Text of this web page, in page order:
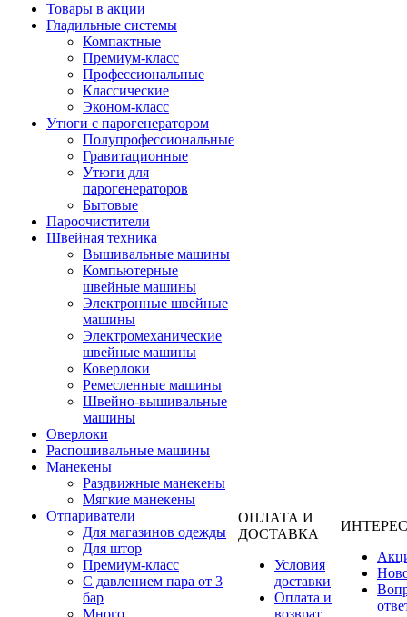
Товары в акции
Гладильные системы
Компактные
Премиум-класс
Профессиональные
Классические
Эконом-класс
Утюги с парогенератором
Полупрофессиональные
Гравитационные
Утюги для
парогенераторов
Бытовые
Пароочистители
Швейная техника
Вышивальные машины
Компьютерные
швейные машины
Электронные швейные
машины
Электромеханические
швейные машины
Коверлоки
Ремесленные машины
Швейно-вышивальные
машины
Оверлоки
Распошивальные машины
Манекены
Раздвижные манекены
Мягкие манекены
Отпариватели
Для магазинов одежды
Для штор
Премиум-класс
С давлением пара от 3
бар
Много
ОПЛАТА И
ДОСТАВКА
Условия
доставки
Оплата и
возврат